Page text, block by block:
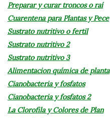
Preparar y curar troncos o raí
Cuarentena para Plantas y Pece
Sustrato nutritivo o fertil
Sustrato nutritivo 2
Sustrato nutritivo 3
Alimentacion química de planta
Cianobacteria y fosfatos
Cianobacteria y fosfatos 2
La Clorofila y Colores de Plan